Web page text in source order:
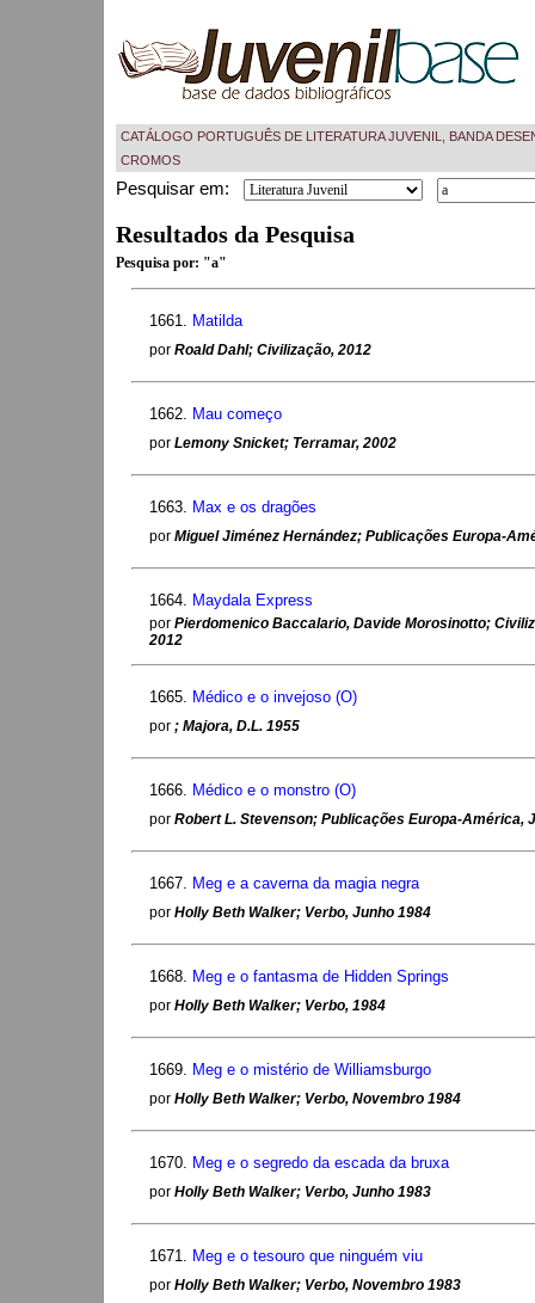
CATÁLOGO PORTUGUÊS DE LITERATURA JUVENIL, BANDA
CROMOS
Pesquisar em:
Resultados da Pesquisa
Pesquisa por: "a"
1661. Matilda
por Roald Dahl; Civilização, 2012
1662. Mau começo
por Lemony Snicket; Terramar, 2002
1663. Max e os dragões
por Miguel Jiménez Hernández; Publicações Europa-
1664. Maydala Express
por Pierdomenico Baccalario, Davide Morosinotto;
2012
1665. Médico e o invejoso (O)
por ; Majora, D.L. 1955
1666. Médico e o monstro (O)
por Robert L. Stevenson; Publicações Europa-América,
1667. Meg e a caverna da magia negra
por Holly Beth Walker; Verbo, Junho 1984
1668. Meg e o fantasma de Hidden Springs
por Holly Beth Walker; Verbo, 1984
1669. Meg e o mistério de Williamsburgo
por Holly Beth Walker; Verbo, Novembro 1984
1670. Meg e o segredo da escada da bruxa
por Holly Beth Walker; Verbo, Junho 1983
1671. Meg e o tesouro que ninguém viu
por Holly Beth Walker; Verbo, Novembro 1983